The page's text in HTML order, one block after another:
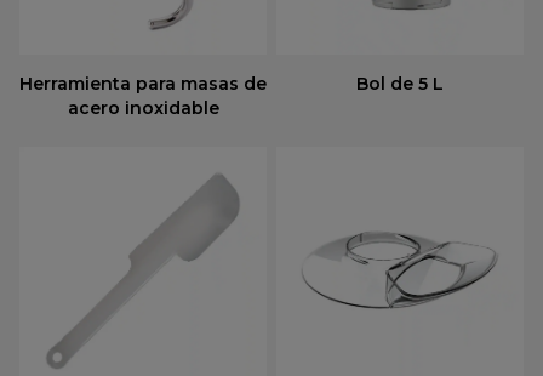
Herramienta para masas de
acero inoxidable
Bol de 5 L